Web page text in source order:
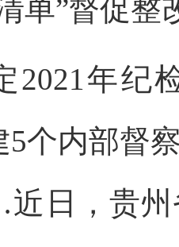
单”督促整
2021年纪
5个内部督
日，贵州